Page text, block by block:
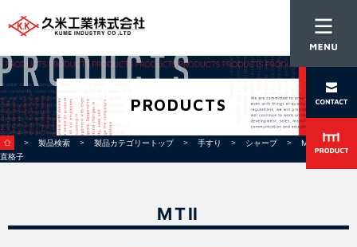
PRODUCTS
＞ 製品検索 ＞ 製品カテゴリートップ＞ 手すり ＞ シャープ＞ MTⅡ
＞ MTⅡ
直格子
MTⅡ